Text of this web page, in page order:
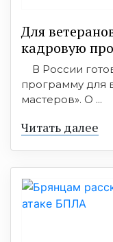
Для
кадровую
В России
программу для
мастеров». О ...
Читать далее